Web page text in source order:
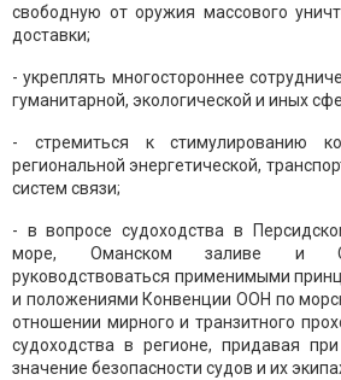
свободную от оружия массового
доставки;
- укреплять многостороннее
гуманитарной, экологической и иных
- стремиться к стимулированию
региональной энергетической,
систем связи;
- в вопросе судоходства в
море, Оманском заливе и
руководствоваться применимыми
и положениями Конвенции ООН по
отношении мирного и транзитного
судоходства в регионе, придавая
значение безопасности судов и их